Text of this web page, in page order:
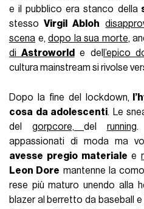
e il pubblico era stanco della
stesso Virgil Abloh
scena e,dopo la sua morte,
di Astroworld e del l’epico
cultura mainstream si rivolse
Dopo la fine del lockdown,
cosa da adolescenti. Le
del gorpcore,del running.
appassionati di moda ma
avesse pregio materiale e
Leon Dore mantenne la
rese più maturo unendo alla
blazer al berretto da baseball